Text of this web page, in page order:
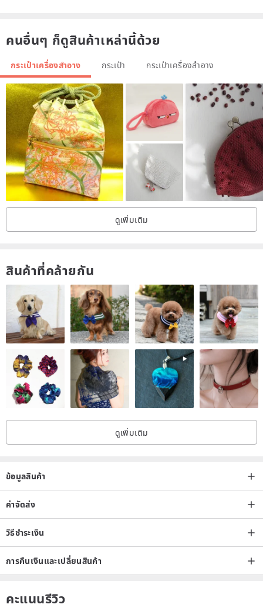
www.fascinee.co
คนอื่นๆ ก็ดูสินค้าเหล่านี้ด้วย
กระเป๋าเครื่องสำอาง กระเป๋า กระเป๋าเครื่องสำอาง
ดูเพิ่มเติม
สินค้าที่คล้ายกัน
ดูเพิ่มเติม
ข้อมูลสินค้า
ค่าจัดส่ง
วิธีชำระเงิน
การคืนเงินและเปลี่ยนสินค้า
คะแนนรีวิว